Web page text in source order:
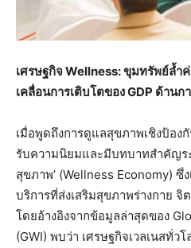
เศรษฐกิจWellness: ขุมทรัพย์ล้ำ
เคลื่อนการเติบโตของ GDP ด้านก
เมื่อพูดถึงการดูแลสุขภาพเชิงป้อง
รับความนิยมและมีบทบาทสำคัญร
สุขภาพ’ (Wellness Economy)
บริการที่ส่งเสริมสุขภาพร่างกาย
โดยอ้างอิงจากข้อมูลล่าสุดของ
(GWI) พบว่า เศรษฐกิจเวลเนสทั่ว